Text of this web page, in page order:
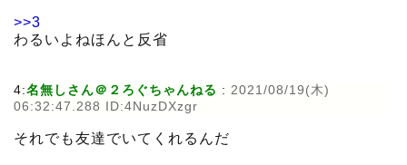
>>3
わるいよねほんと反省
4:名無しさん＠２ろぐちゃんねる : 2021/08/19(木)
06:32:47.288 ID:4NuzDXzgr
それでも友達でいてくれるんだ